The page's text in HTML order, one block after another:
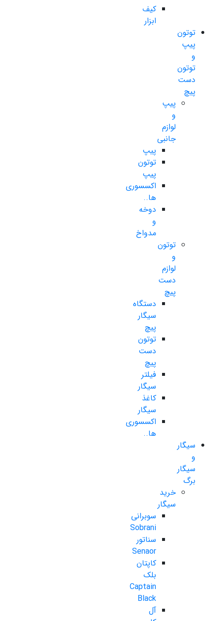
کیف
ابزار
توتون
پیپ
و
توتون
دست
پیچ
پیپ
و
لوازم
جانبی
پیپ
توتون
پیپ
اکسسوری
ها..
دوخه
و
مدواخ
توتون
و
لوازم
دست
پیچ
دستگاه
سیگار
پیچ
توتون
دست
پیچ
فیلتر
سیگار
کاغذ
سیگار
اکسسوری
ها..
سیگار
و
سیگار
برگ
خرید
سیگار
سوبرانی
Sobrani
سناتور
Senaor
کاپتان
بلک
Captain
Black
آل